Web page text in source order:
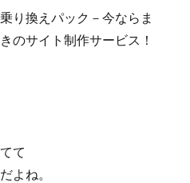
り換えパック－今ならま
のサイト制作サービス！
て
よね。